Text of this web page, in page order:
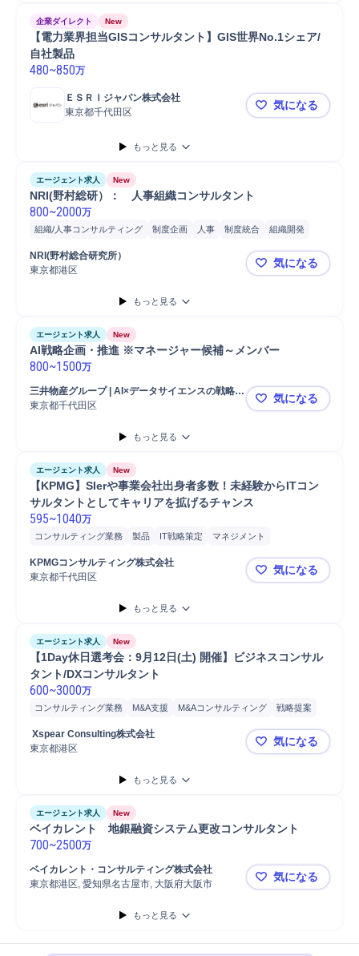
企業ダイレクト New
【電力業界担当GISコンサルタント】GIS世界No.1シェア/
自社製品
480~850万
ＥＳＲＩジャパン株式会社
東京都千代田区
【電力業界
気になる
もっと見る
エージェント求人 New
NRI(野村総研）：　人事組織コンサルタント
800~2000万
組織/人事コンサルティング 制度企画 人事 制度統合
組織開発
導入支援
コンサルタント
NRI(野村総合研究所）
東京都港区
NRI(野村総
気になる
もっと見る
エージェント求人 New
AI戦略企画・推進 ※マネージャー候補～メンバー
800~1500万
三井物産グループ | AI×データサイエンスの戦略・
実行支援を行う成長企業
東京都千代田区 AI戦略企画
気になる
もっと見る
エージェント求人 New
【KPMG】SIerや事業会社出身者多数！未経験からITコン
サルタントとしてキャリアを拡げるチャンス
595~1040万
コンサルティング業務 製品 IT戦略策定
マネジメント
IT戦略コンサルティング
クラウド
情報通信
KPMGコンサルティング株式会社
東京都千代田区
【KPMG】
気になる
もっと見る
エージェント求人 New
【1Day休日選考会：9月12日(土) 開催】ビジネスコンサル
タント/DXコンサルタント
600~3000万
コンサルティング業務 M&A支援 M&Aコンサルティング
戦略提案
事業戦略立案 新規事業立案
プロジェクト推進
事業構想
開発
Xspear Consulting株式会社
東京都港区
【1Day休
気になる
もっと見る
エージェント求人 New
ベイカレント　地銀融資システム更改コンサルタント
700~2500万
ベイカレント・コンサルティング株式会社
東京都港区, 愛知県名古屋市, 大阪府大阪市
ベイカレン
気になる
もっと見る